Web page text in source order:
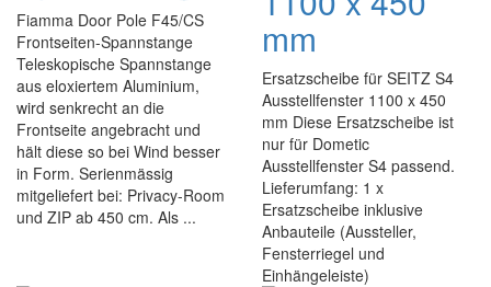
Fiamma Door Pole F45/CS
Frontseiten-Spannstange
Teleskopische Spannstange
aus eloxiertem Aluminium,
wird senkrecht an die
Frontseite angebracht und
hält diese so bei Wind besser
in Form. Serienmässig
mitgeliefert bei: Privacy-Room
und ZIP ab 450 cm. Als ...
mm
Ersatzscheibe für SEITZ S4
Ausstellfenster 1100 x 450
mm Diese Ersatzscheibe ist
nur für Dometic
Ausstellfenster S4 passend.
Lieferumfang: 1 x
Ersatzscheibe inklusive
Anbauteile (Aussteller,
Fensterriegel und
Einhängeleiste)